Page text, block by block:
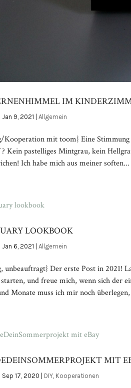
IM
Jan 9, 2021 | Allgemein
Kooperation mit toom} Eine
Kein pastelliges Mintgrau, kein
Ich habe mich aus meiner soften...
LOOKBOOK
Jan 6, 2021 | Allgemein
unbeauftragt} Der erste Post in 2021!
starten, und freue mich, wenn sich der
Monate muss ich mir noch
MIT
Sep 17, 2020 | DIY Kooperationen